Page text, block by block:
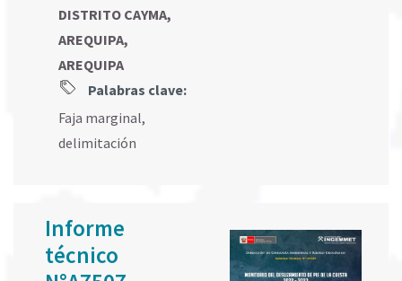
DISTRITO CAYMA,
AREQUIPA,
AREQUIPA
Palabras clave:
Faja marginal,
delimitación
Informe
técnico